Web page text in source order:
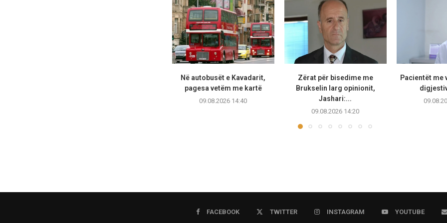
Në autobusët e Kavadarit,
pagesa vetëm me kartë
09.08.2026 14:40
Zërat për bisedime me
Brukselin larg opinionit,
Jashari:...
09.08.2026 14:20
Pacientët me
FACEBOOK TWITTER INSTAGRAM YOUTUBE